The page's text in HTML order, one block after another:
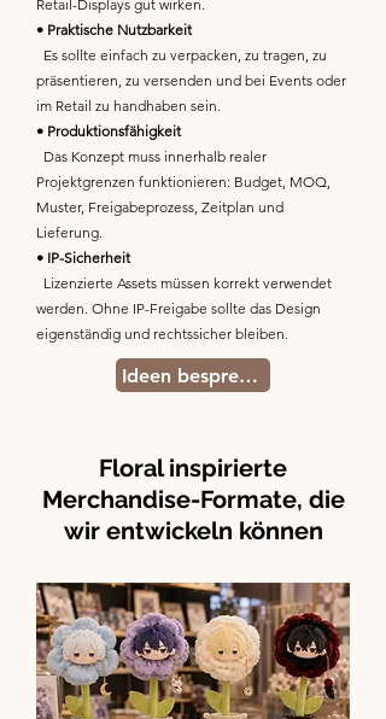
Retail-Displays gut wirken.
• Praktische Nutzbarkeit
Es sollte einfach zu verpacken, zu tragen, zu
präsentieren, zu versenden und bei Events oder
im Retail zu handhaben sein.
• Produktionsfähigkeit
Das Konzept muss innerhalb realer
Projektgrenzen funktionieren: Budget, MOQ,
Muster, Freigabeprozess, Zeitplan und
Lieferung.
• IP-Sicherheit
Lizenzierte Assets müssen korrekt verwendet
werden. Ohne IP-Freigabe sollte das Design
eigenständig und rechtssicher bleiben.
Ideen besprechen
Floral inspirierte
Merchandise-Formate, die
wir entwickeln können